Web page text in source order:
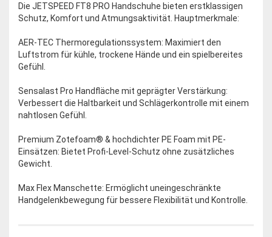
Die JETSPEED FT8 PRO Handschuhe bieten erstklassigen
Schutz, Komfort und Atmungsaktivität. Hauptmerkmale:
AER-TEC Thermoregulationssystem: Maximiert den
Luftstrom für kühle, trockene Hände und ein spielbereites
Gefühl.
Sensalast Pro Handfläche mit geprägter Verstärkung:
Verbessert die Haltbarkeit und Schlägerkontrolle mit einem
nahtlosen Gefühl.
Premium Zotefoam® & hochdichter PE Foam mit PE-
Einsätzen: Bietet Profi-Level-Schutz ohne zusätzliches
Gewicht.
Max Flex Manschette: Ermöglicht uneingeschränkte
Handgelenkbewegung für bessere Flexibilität und Kontrolle.